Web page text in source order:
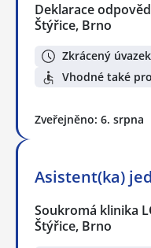
Deklarace
Štýřice, Brno
Zkrácený úvazek
Vhodné také
Zveřejněno: 6. srpna
Asistent(ka)
Soukromá klinika
Štýřice, Brno